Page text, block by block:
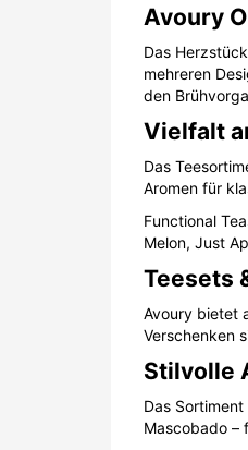
Avoury
Das
mehreren
den
Vielfalt
Das
Aromen für
Functional
Melon, Just
Teesets
Avoury bietet
Verschenken
Stilvolle
Das
Mascobado –